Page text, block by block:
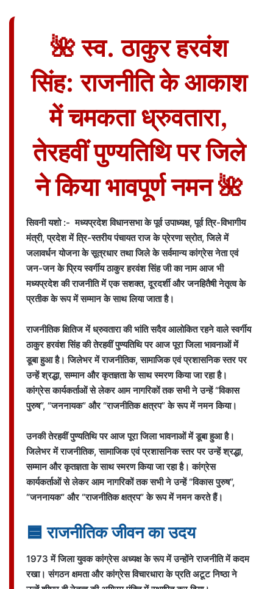
🌺 स्व. ठाकुर हरवंश
सिंह: राजनीति के आकाश
में चमकता ध्रुवतारा,
तेरहवीं पुण्यतिथि पर जिले
ने किया भावपूर्ण नमन 🌺
सिवनी यशो :- मध्यप्रदेश विधानसभा के पूर्व उपाध्यक्ष, पूर्व त्रि-विभागीय
मंत्री, प्रदेश में त्रि-स्तरीय पंचायत राज के प्रेरणा स्रोत, जिले में
जलावर्धन योजना के सूत्रधार तथा जिले के सर्वमान्य कांग्रेस नेता एवं
जन-जन के प्रिय स्वर्गीय ठाकुर हरवंश सिंह जीका नाम आज भी
मध्यप्रदेश की राजनीति में एक सशक्त, दूरदर्शी और जनहितैषी नेतृत्व के
प्रतीक के रूप में सम्मान के साथ लिया जाता है।
राजनीतिक क्षितिज में ध्रुवतारा की भांति सदैव आलोकित रहने वाले स्वर्गीय
ठाकुर हरवंश सिंह की तेरहवीं पुण्यतिथि पर आज पूरा जिला भावनाओं में
डूबा हुआ है। जिलेभर में राजनीतिक, सामाजिक एवं प्रशासनिक स्तर पर
उन्हें श्रद्धा, सम्मान और कृतज्ञता के साथ स्मरण किया जा रहा है।
कांग्रेस कार्यकर्ताओं से लेकर आम नागरिकों तक सभी ने उन्हें “विकास
पुरुष”, “जननायक” और “राजनीतिक क्षत्रप” के रूप में नमन किया।
उनकी तेरहवीं पुण्यतिथि पर आज पूरा जिला भावनाओं में डूबा हुआ है।
जिलेभर में राजनीतिक, सामाजिक एवं प्रशासनिक स्तर पर उन्हें श्रद्धा,
सम्मान और कृतज्ञता के साथ स्मरण किया जा रहा है। कांग्रेस
कार्यकर्ताओं से लेकर आम नागरिकों तक सभी ने उन्हें “विकास पुरुष”,
“जननायक” और “राजनीतिक क्षत्रप” के रूप में नमन करते हैं।
🟦 राजनीतिक जीवन का उदय
1973 में जिला युवक कांग्रेस अध्यक्ष के रूप में उन्होंने राजनीति में कदम
रखा। संगठन क्षमता और कांग्रेस विचारधारा के प्रति अटूट निष्ठा ने